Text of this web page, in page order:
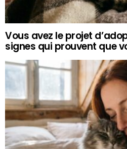
Vous avez le projet
signes qui prouvent que